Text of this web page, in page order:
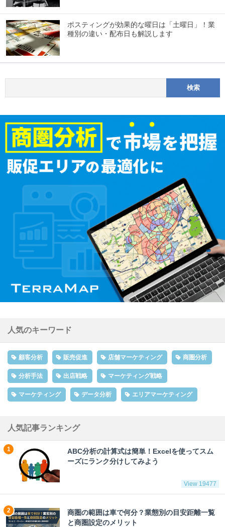
ポスティングが効果的な曜日は「土曜日」！業
種別の違い・配布日も解説します
人気のキーワード
顧客分析 販売促進 店舗マーケティング 商圏分析
分析手法 出店戦略 マーケティング戦略
マーケティング データ分析 エリアマーケティング
人気記事ランキング
ABC分析の計算式は簡単！Excelを使ってスム
ーズにランク分けしてみよう
View 19477
商圏の範囲は車で何分？業態別の目安距離一覧
と商圏設定のメリット